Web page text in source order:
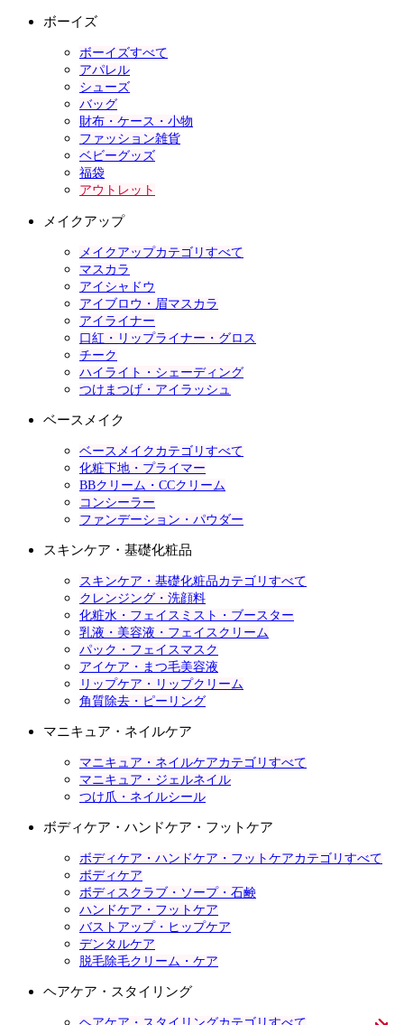
ボーイズ
ボーイズすべて
アパレル
シューズ
バッグ
財布・ケース・小物
ファッション雑貨
ベビーグッズ
福袋
アウトレット
メイクアップ
メイクアップカテゴリすべて
マスカラ
アイシャドウ
アイブロウ・眉マスカラ
アイライナー
口紅・リップライナー・グロス
チーク
ハイライト・シェーディング
つけまつげ・アイラッシュ
ベースメイク
ベースメイクカテゴリすべて
化粧下地・プライマー
BBクリーム・CCクリーム
コンシーラー
ファンデーション・パウダー
スキンケア・基礎化粧品
スキンケア・基礎化粧品カテゴリすべて
クレンジング・洗顔料
化粧水・フェイスミスト・ブースター
乳液・美容液・フェイスクリーム
パック・フェイスマスク
アイケア・まつ毛美容液
リップケア・リップクリーム
角質除去・ピーリング
マニキュア・ネイルケア
マニキュア・ネイルケアカテゴリすべて
マニキュア・ジェルネイル
つけ爪・ネイルシール
ボディケア・ハンドケア・フットケア
ボディケア・ハンドケア・フットケアカテゴリすべて
ボディケア
ボディスクラブ・ソープ・石鹸
ハンドケア・フットケア
バストアップ・ヒップケア
デンタルケア
脱毛除毛クリーム・ケア
ヘアケア・スタイリング